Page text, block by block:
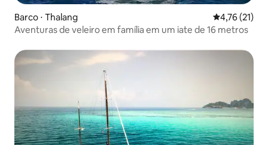
Barco ⋅ Thalang 4,76 de uma
4,76 (21)
Aventuras de veleiro em família em um iate de 16 metros